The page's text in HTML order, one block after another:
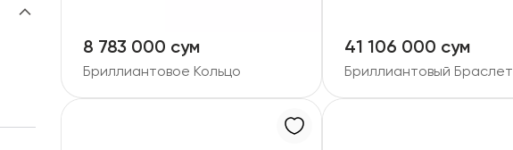
8 783 000 сум
Бриллиантовое Кольцо
41 106 000 сум
Бриллиантовый Браслет